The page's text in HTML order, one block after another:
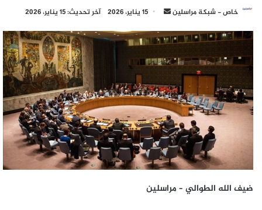
خاص - شبكة مراسلين
أرسل
إلكترونيا
15 يناير، 2026 آخر تحديث: 15 يناير، 2026
ضيف الله الطوالي – مراسلين